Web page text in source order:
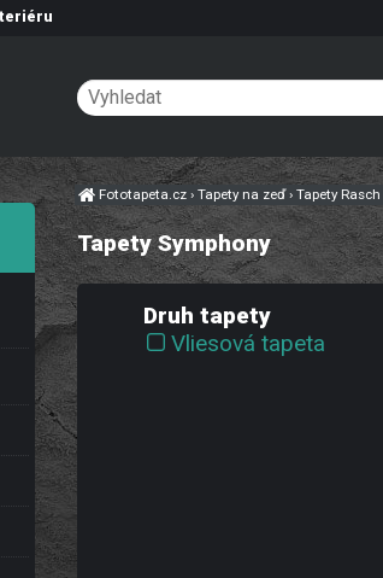
Tapety Symphony
Druh tapety
Vliesová tapeta
Fototapeta.cz›Tapety na zeď›Tapety Rasch